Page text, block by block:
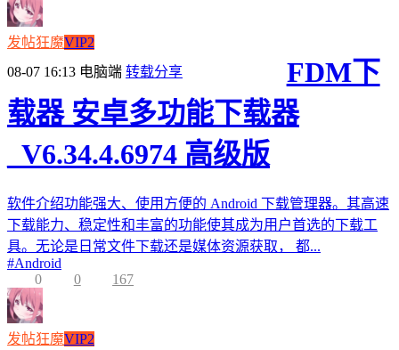
发帖狂魔VIP2
08-07 16:13 电脑端 转载分享
FDM下
载器 安卓多功能下载器
_V6.34.4.6974 高级版
软件介绍功能强大、使用方便的 Android 下载管理器。其高速
下载能力、稳定性和丰富的功能使其成为用户首选的下载工
具。无论是日常文件下载还是媒体资源获取， 都...
#Android
0
0 167
发帖狂魔VIP2